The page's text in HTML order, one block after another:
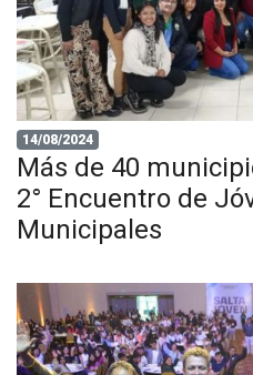
14/08/2024
Más de 40
2° Encuentro de
Municipales